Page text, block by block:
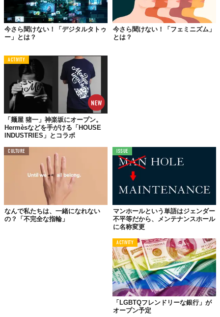
はありません。少し話はずれましたが、レズビアンとは、「自分
は女性であると性自認している人で女性を愛する人」のことなの
です。
「G」ゲイとは？
ゲイは、一般的に
「こころの性と好きになる性が男性で一致して
いる」人のこと。（引用：
分と同じ性に魅力を感じる人も含みます。
「B」バイセクシュアルとは？
バイセクシュアルとは、「好きになる性がこころの性に対して両
性（異性・同性）」
のこと。（引用：LGBT総合研究所 ）また、
性やジェンダーにとらわれず、他人に魅力を感じる人を表しま
「T」トランスジェンダーとは？
LGBT総合研究所）のこと。
「自分の性別がわからない人」や「あえ
て自分の性別をはっきりしていない人」のこと。
今さら聞けない！「デジタルタトゥ
ー」とは？
今さら聞けない！「フェミニズム」
とは？
ACTIVITY
「麺屋 猪一」神楽坂にオープン。
Hermèsなどを手がける「HOUSE
INDUSTRIES」とコラボ
CULTURE
なんで私たちは、一緒になれない
の？「不完全な指輪」
ISSUE
マンホールという単語はジェンダー
不平等だから、メンテナンスホール
に名称変更
ACTIVITY
「LGBTQフレンドリーな銀行」が
オープン予定